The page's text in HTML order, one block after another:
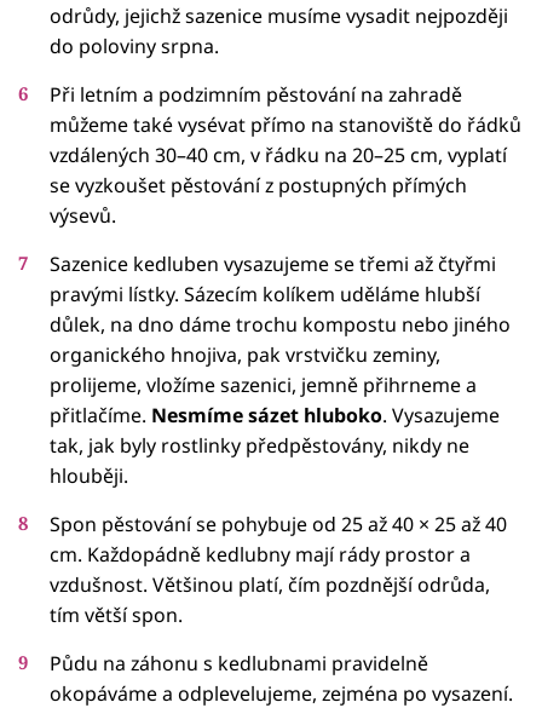
odrůdy, jejichž sazenice musíme vysadit nejpozději
do poloviny srpna.
Při letním a podzimním pěstování na zahradě
můžeme také vysévat přímo na stanoviště do řádků
vzdálených 30–40 cm, v řádku na 20–25 cm, vyplatí
se vyzkoušet pěstování z postupných přímých
výsevů.
Sazenice kedluben vysazujeme se třemi až čtyřmi
pravými lístky. Sázecím kolíkem uděláme hlubší
důlek, na dno dáme trochu kompostu nebo jiného
organického hnojiva, pak vrstvičku zeminy,
prolijeme, vložíme sazenici, jemně přihrneme a
přitlačíme. Nesmíme sázet hluboko. Vysazujeme
tak, jak byly rostlinky předpěstovány, nikdy ne
hlouběji.
Spon pěstování se pohybuje od 25 až 40 × 25 až 40
cm. Každopádně kedlubny mají rády prostor a
vzdušnost. Většinou platí, čím pozdnější odrůda,
tím větší spon.
Půdu na záhonu s kedlubnami pravidelně
okopáváme a odplevelujeme, zejména po vysazení.